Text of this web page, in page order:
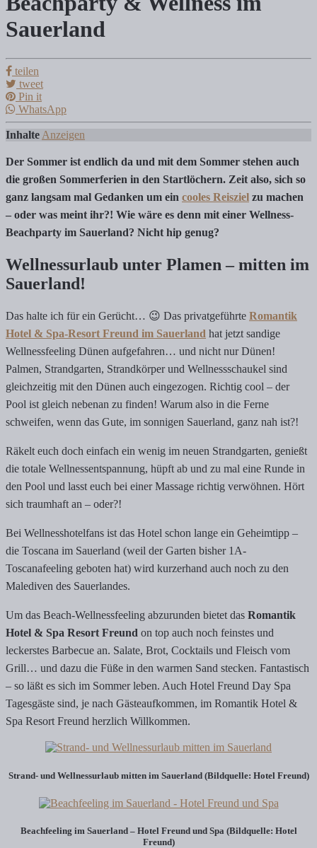
Beachparty & Wellness im Sauerland
Tanja Klindworth
Inhalte Anzeigen 1) Wellnessurlaub unter Plamen – mitten im
Sauerland
teilen
tweet
Pin it
WhatsApp
Inhalte Anzeigen
Der Sommer ist endlich da und mit dem Sommer stehen auch
die großen Sommerferien in den Startlöchern. Zeit also, sich so
ganz langsam mal Gedanken um ein cooles Reisziel zu machen
– oder was meint ihr?! Wie wäre es denn mit einer Wellness-
Beachparty im Sauerland? Nicht hip genug?
Wellnessurlaub unter Plamen – mitten im
Sauerland!
Das halte ich für ein Gerücht… 😉 Das privatgeführte Romantik
Hotel & Spa-Resort Freund im Sauerland hat jetzt sandige
Wellnessfeeling Dünen aufgefahren… und nicht nur Dünen!
Palmen, Strandgarten, Strandkörper und Wellnessschaukel sind
gleichzeitig mit den Dünen auch eingezogen. Richtig cool – der
Pool ist gleich nebenan zu finden! Warum also in die Ferne
schweifen, wenn das Gute, im sonnigen Sauerland, ganz nah ist?!
Räkelt euch doch einfach ein wenig im neuen Strandgarten, genießt
die totale Wellnessentspannung, hüpft ab und zu mal eine Runde in
den Pool und lasst euch bei einer Massage richtig verwöhnen. Hört
sich traumhaft an – oder?!
Bei Wellnesshotelfans ist das Hotel schon lange ein Geheimtipp –
die Toscana im Sauerland (weil der Garten bisher 1A-
Toscanafeeling geboten hat) wird kurzerhand auch noch zu den
Malediven des Sauerlandes.
Um das Beach-Wellnessfeeling abzurunden bietet das Romantik
Hotel & Spa Resort Freund on top auch noch feinstes und
leckerstes Barbecue an. Salate, Brot, Cocktails und Fleisch vom
Grill… und dazu die Füße in den warmen Sand stecken. Fantastisch
– so läßt es sich im Sommer leben. Auch Hotel Freund Day Spa
Tagesgäste sind, je nach Gästeaufkommen, im Romantik Hotel &
Spa Resort Freund herzlich Willkommen.
Strand- und Wellnessurlaub mitten im Sauerland (Bildquelle: Hotel Freund)
Beachfeeling im Sauerland – Hotel Freund und Spa (Bildquelle: Hotel
Freund)